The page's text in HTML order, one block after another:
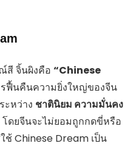
สี จิ้นผิงคือ “Chinese
ฟื้นคืนความยิ่งใหญ่ของจีน
ะหว่าง ชาตินิยม ความมั่นคง
โดยจีนจะไม่ยอมถูกกดขี่หรือ
ช้ Chinese Dream เป็น